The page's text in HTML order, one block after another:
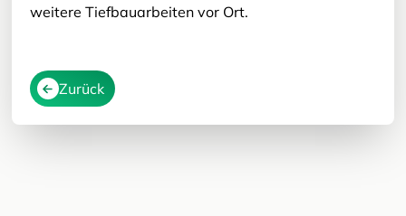
weitere Tiefbauarbeiten vor Ort.
Zurück